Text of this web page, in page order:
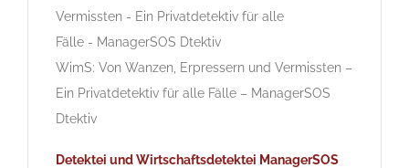
WimS: Von Wanzen, Erpressern und Vermissten –
Ein Privatdetektiv für alle Fälle – ManagerSOS
Dtektiv
Detektei und Wirtschaftsdetektei ManagerSOS